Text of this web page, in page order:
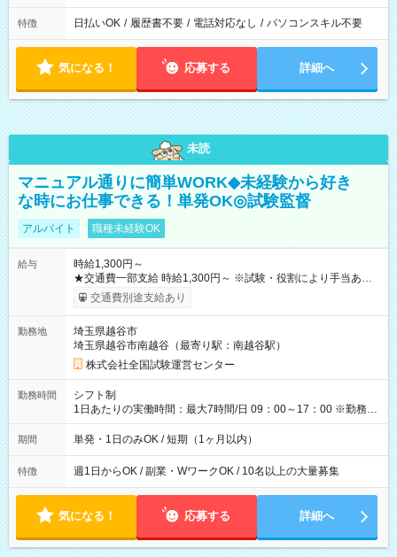
特徴 日払いOK / 履歴書不要 / 電話対応なし / パソコンスキル不要
気になる！ 応募する 詳細へ
未読
マニュアル通りに簡単WORK◆未経験から好き
な時にお仕事できる！単発OK◎試験監督
アルバイト 職種未経験OK
給与
時給1,300円～
★交通費一部支給 時給1,300円～ ※試験・役割により手当あり
※勤務回数により昇給あり 【即給（前払い）オプションあ
り！】 希望される場合、勤務から1週間ほどで給与の一部を受け
例】 ・河合塾模擬試験 8:30～17:30（休憩1時間） 時給1,300円
×8時間＝日収10,400円＋交通費 ※当日の役割により時給＋100
円の場合あり ・国家試験 7:00～13:30（休憩なし） 時給1,300
円（役割手当＋100円）×6時間＝日収8,400円＋交通費 【試用期
間】試用期間なし
交通費別途支給あり
勤務地
埼玉県越谷市
埼玉県越谷市南越谷（最寄り駅：南越谷駅）
株式会社全国試験運営センター
勤務時間
シフト制
1日あたりの実働時間：最大7時間/日 09：00～17：00 ※勤務時
間は 試験により異なります。
期間 単発・1日のみOK / 短期（1ヶ月以内）
特徴 週1日からOK / 副業・WワークOK / 10名以上の大量募集
気になる！ 応募する 詳細へ